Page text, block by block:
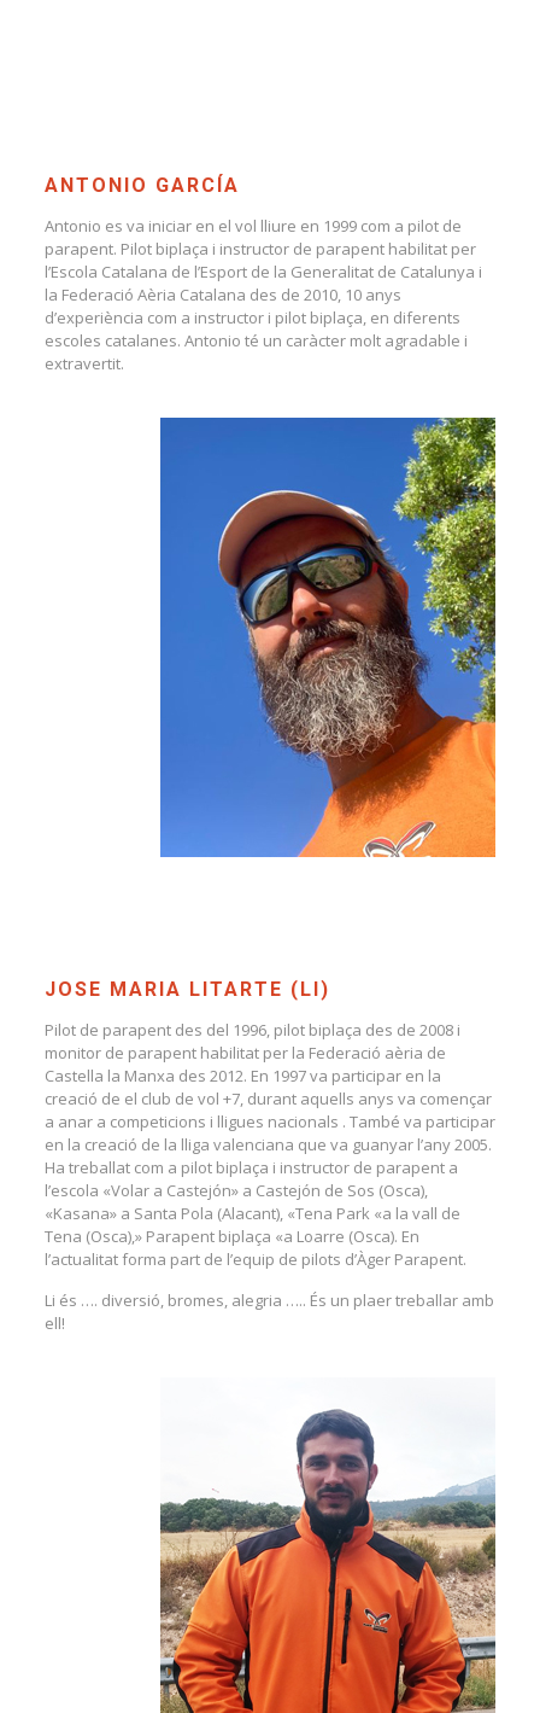
ANTONIO GARCÍA
Antonio es va iniciar en el vol lliure en 1999 com a pilot de
parapent. Pilot biplaça i instructor de parapent habilitat per
l’Escola Catalana de l’Esport de la Generalitat de Catalunya i
la Federació Aèria Catalana des de 2010, 10 anys
d’experiència com a instructor i pilot biplaça, en diferents
escoles catalanes. Antonio té un caràcter molt agradable i
extravertit.
JOSE MARIA LITARTE (LI)
Pilot de parapent des del 1996, pilot biplaça des de 2008 i
monitor de parapent habilitat per la Federació aèria de
Castella la Manxa des 2012. En 1997 va participar en la
creació de el club de vol +7, durant aquells anys va començar
a anar a competicions i lligues nacionals . També va participar
en la creació de la lliga valenciana que va guanyar l’any 2005.
Ha treballat com a pilot biplaça i instructor de parapent a
l’escola «Volar a Castejón» a Castejón de Sos (Osca),
«Kasana» a Santa Pola (Alacant), «Tena Park «a la vall de
Tena (Osca),» Parapent biplaça «a Loarre (Osca). En
l’actualitat forma part de l’equip de pilots d’Àger Parapent.
Li és …. diversió, bromes, alegria ….. És un plaer treballar amb
ell!